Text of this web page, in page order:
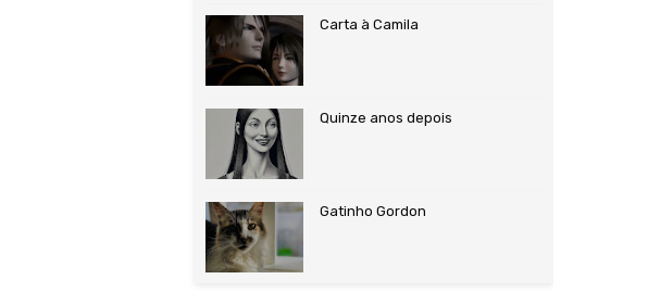
Carta à Camila
Quinze anos depois
Gatinho Gordon